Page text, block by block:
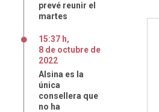
prevé reunir el
martes
15:37 h,
8 de octubre de
2022
Alsina es la
única
consellera que
no ha